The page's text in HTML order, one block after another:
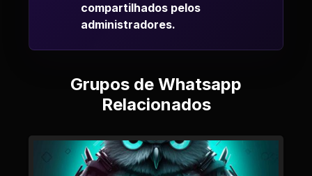
compartilhados pelos
administradores.
Grupos de Whatsapp
Relacionados